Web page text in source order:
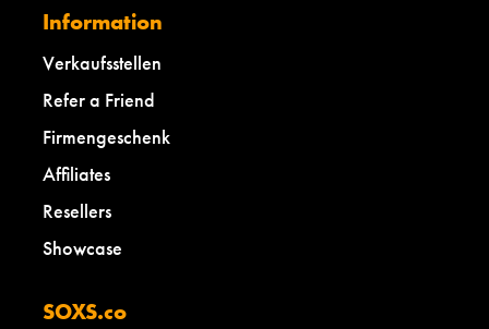
Information
Verkaufsstellen
Refer a Friend
Firmengeschenk
Affiliates
Resellers
Showcase
SOXS.co